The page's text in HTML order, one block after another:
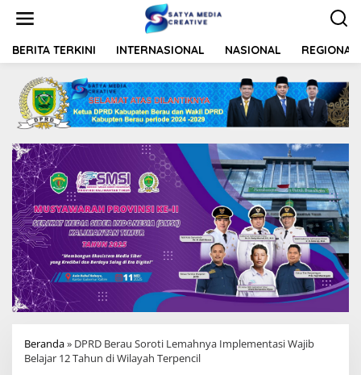
t
BERITA TERKINI INTERNASIONAL NASIONAL REGIONAL
Beranda» DPRD Berau Soroti Lemahnya Implementasi Wajib
Belajar 12 Tahun di Wilayah Terpencil